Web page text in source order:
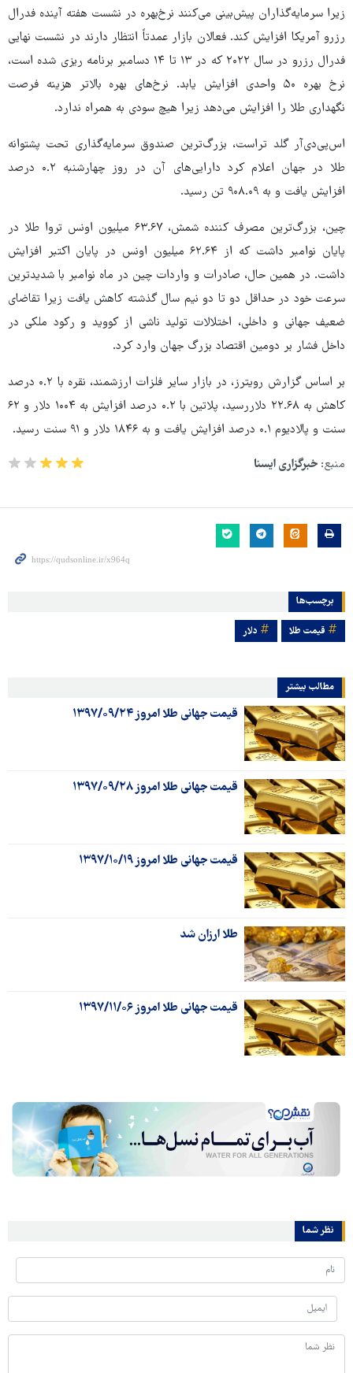
زیرا سرمایه‌گذاران پیش‌بینی می‌کنند نرخ‌بهره در نشست هفته آینده فدرال
رزرو آمریکا افزایش کند. فعالان بازار عمدتاً انتظار دارند در نشست نهایی
فدرال رزرو در سال ۲۰۲۲ که در ۱۳ تا ۱۴ دسامبر برنامه ریزی شده است،
نرخ بهره ۵۰ واحدی افزایش یابد. نرخ‌های بهره بالاتر هزینه فرصت
نگهداری طلا را افزایش می‌دهد زیرا هیچ سودی به همراه ندارد.
اس‌پی‌دی‌آر گلد تراست، بزرگ‌ترین صندوق سرمایه‌گذاری تحت پشتوانه
طلا در جهان اعلام کرد دارایی‌های آن در روز چهارشنبه ۰.۲ درصد
افزایش یافت و به ۹۰۸.۰۹ تن رسید.
چین، بزرگ‌ترین مصرف کننده شمش، ۶۳.۶۷ میلیون اونس تروا طلا در
پایان نوامبر داشت که از ۶۲.۶۴ میلیون اونس در پایان اکتبر افزایش
داشت. در همین حال، صادرات و واردات چین در ماه نوامبر با شدیدترین
سرعت خود در حداقل دو تا دو نیم سال گذشته کاهش یافت زیرا تقاضای
ضعیف جهانی و داخلی، اختلالات تولید ناشی از کووید و رکود ملکی در
داخل فشار بر دومین اقتصاد بزرگ جهان وارد کرد.
بر اساس گزارش رویترز، در بازار سایر فلزات ارزشمند، نقره با ۰.۲ درصد
کاهش به ۲۲.۶۸ دلاررسید، پلاتین با ۰.۲ درصد افزایش به ۱۰۰۴ دلار و ۶۲
سنت و پالادیوم ۰.۱ درصد افزایش یافت و به ۱۸۴۶ دلار و ۹۱ سنت رسید.
منبع: خبرگزاری ایسنا
برچسب‌ها
قیمت طلا دلار
مطالب بیشتر
قیمت جهانی طلا امروز ۱۳۹۷/۰۹/۲۴
قیمت جهانی طلا امروز ۱۳۹۷/۰۹/۲۸
قیمت جهانی طلا امروز ۱۳۹۷/۱۰/۱۹
طلا ارزان شد
قیمت جهانی طلا امروز ۱۳۹۷/۱۱/۰۶
نظر شما